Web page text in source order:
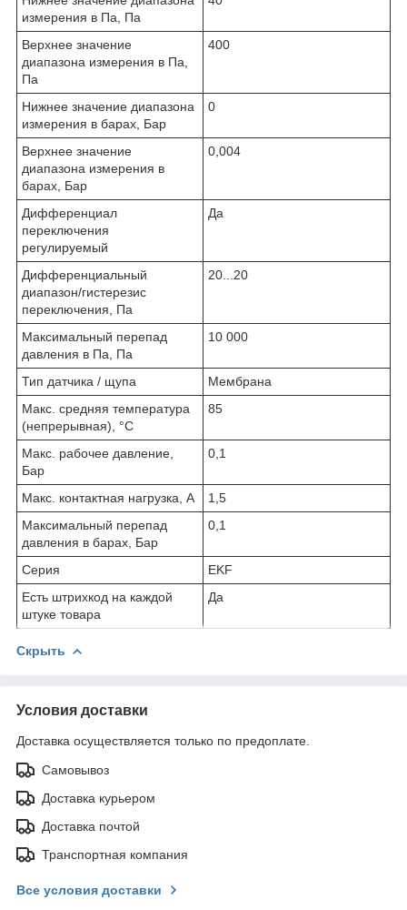
измерения в Па, Па
Верхнее значение
диапазона измерения в Па,
Па
400
Нижнее значение диапазона
измерения в барах, Бар
0
Верхнее значение
диапазона измерения в
барах, Бар
0,004
Дифференциал
переключения
регулируемый
Да
Дифференциальный
диапазон/гистерезис
переключения, Па
20...20
Максимальный перепад
давления в Па, Па
10 000
Тип датчика / щупа
Мембрана
Макс. средняя температура
(непрерывная), °C
85
Макс. рабочее давление,
Бар
0,1
Макс. контактная нагрузка, А
1,5
Максимальный перепад
давления в барах, Бар
0,1
Серия
EKF
Есть штрихкод на каждой
штуке товара
Да
Скрыть
Условия доставки
Доставка осуществляется только по предоплате.
Самовывоз
Доставка курьером
Доставка почтой
Транспортная компания
Все условия доставки